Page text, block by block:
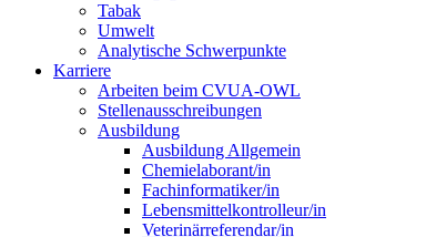
Tabak
Umwelt
Analytische Schwerpunkte
Karriere
Arbeiten beim CVUA-OWL
Stellenausschreibungen
Ausbildung
Ausbildung Allgemein
Chemielaborant/in
Fachinformatiker/in
Lebensmittelkontrolleur/in
Veterinärreferendar/in